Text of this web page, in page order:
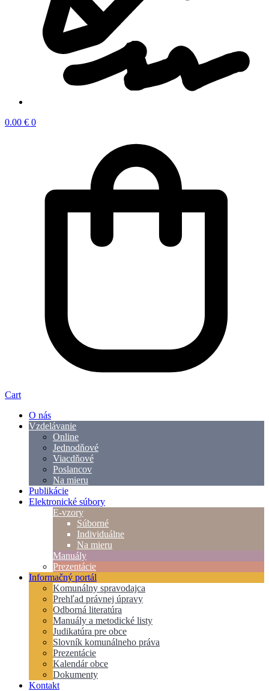
0.00 € 0
Cart
O nás
Vzdelávanie
Online
Jednodňové
Viacdňové
Poslancov
Na mieru
Publikácie
Elektronické súbory
E-vzory
Súborné
Individuálne
Na mieru
Manuály
Prezentácie
Informačný portál
Komunálny spravodajca
Prehľad právnej úpravy
Odborná literatúra
Manuály a metodické listy
Judikatúra pre obce
Slovník komunálneho práva
Prezentácie
Kalendár obce
Dokumenty
Kontakt